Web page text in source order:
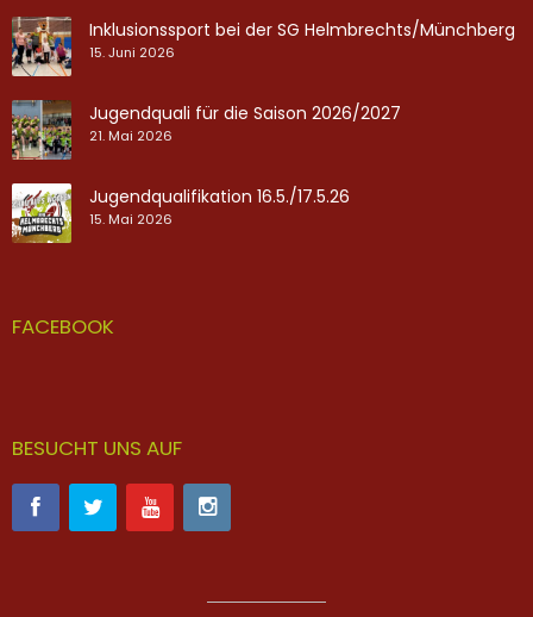
Inklusionssport bei der SG Helmbrechts/Münchberg
15. Juni 2026
Jugendquali für die Saison 2026/2027
21. Mai 2026
Jugendqualifikation 16.5./17.5.26
15. Mai 2026
FACEBOOK
BESUCHT UNS AUF